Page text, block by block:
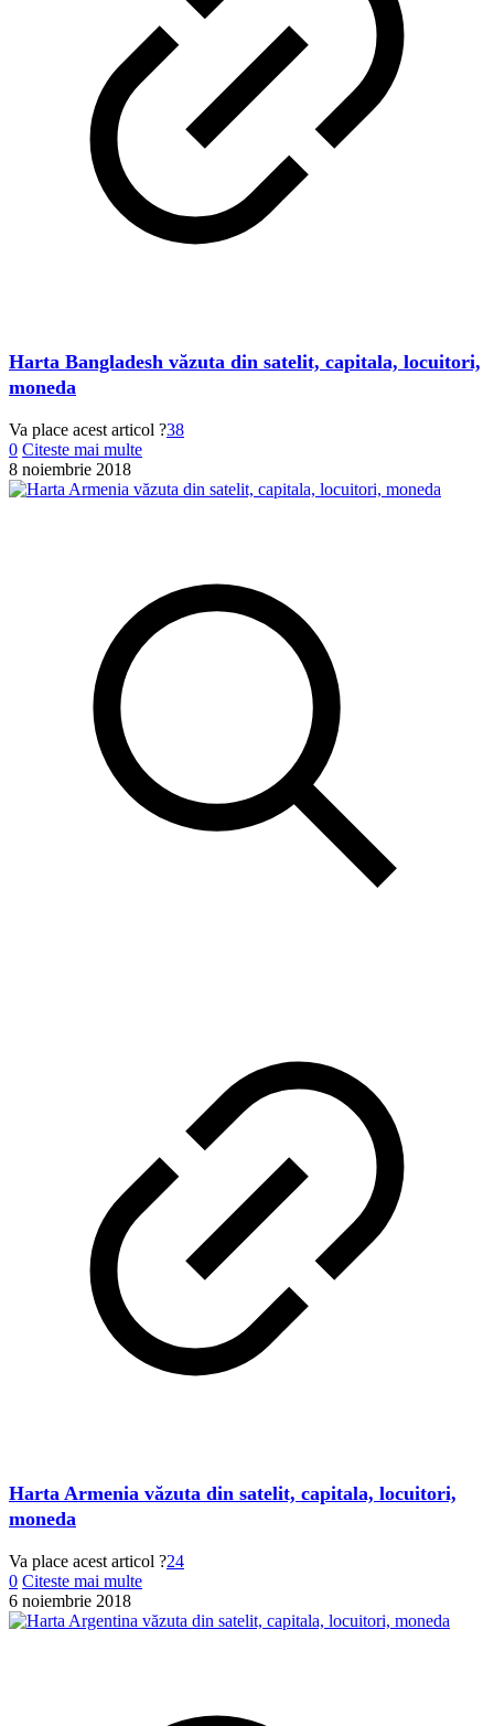
Harta Bangladesh văzuta din satelit, capitala, locuitori,
moneda
Va place acest articol ?38
0 Citeste mai multe
8 noiembrie 2018
Harta Armenia văzuta din satelit, capitala, locuitori,
moneda
Va place acest articol ?24
0 Citeste mai multe
6 noiembrie 2018